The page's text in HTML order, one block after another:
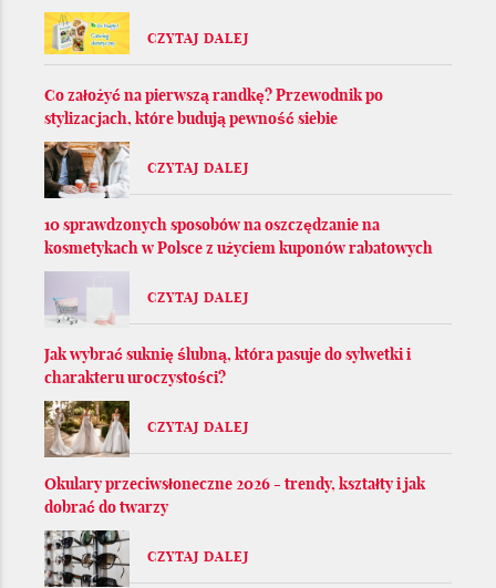
CZYTAJ DALEJ
Co założyć na pierwszą randkę? Przewodnik po
stylizacjach, które budują pewność siebie
CZYTAJ DALEJ
10 sprawdzonych sposobów na oszczędzanie na
kosmetykach w Polsce z użyciem kuponów rabatowych
CZYTAJ DALEJ
Jak wybrać suknię ślubną, która pasuje do sylwetki i
charakteru uroczystości?
CZYTAJ DALEJ
Okulary przeciwsłoneczne 2026 - trendy, kształty i jak
dobrać do twarzy
CZYTAJ DALEJ